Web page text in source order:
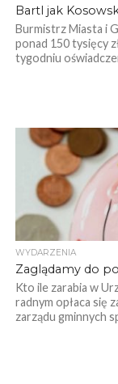
Bartl jak
Burmistrz Miasta i
ponad 150 tysięcy
tygodniu
WYDARZENIA
Zaglądamy do
Kto ile zarabia w
radnym opłaca się
zarządu gminnych